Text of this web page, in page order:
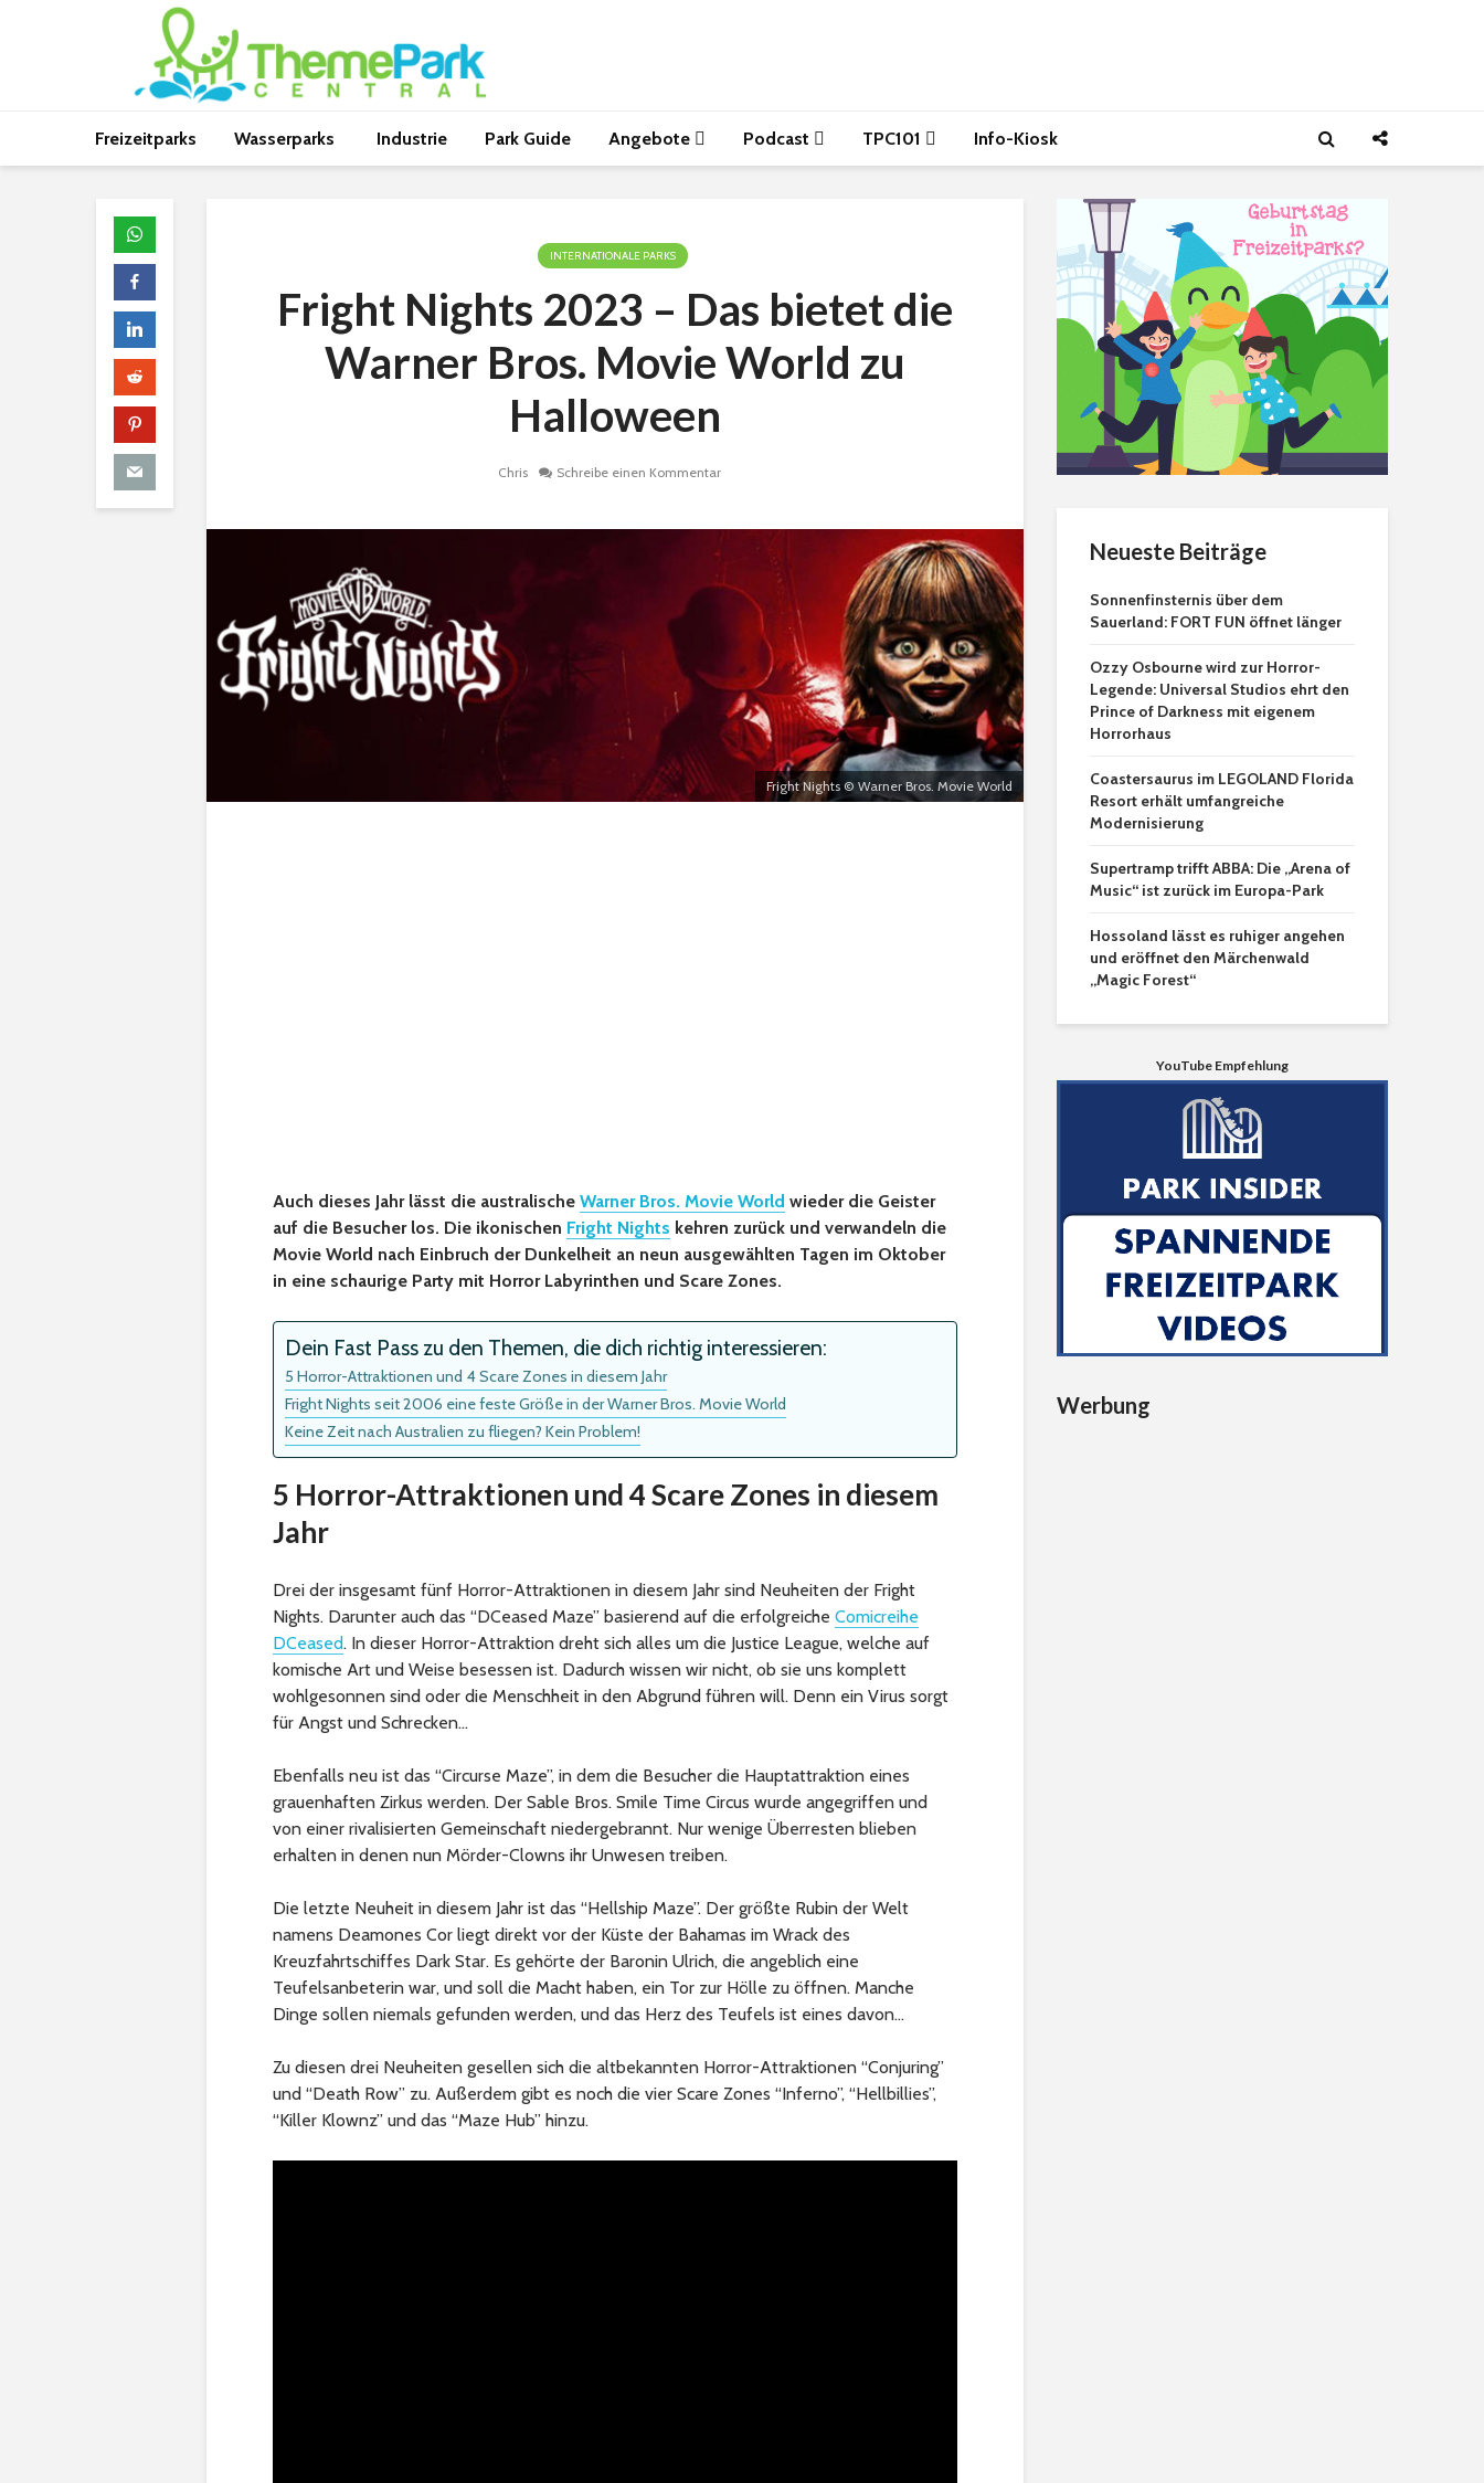
Freizeitparks Wasserparks Industrie Park Guide Angebote Podcast TPC101 Info-Kiosk
INTERNATIONALE PARKS
Fright Nights 2023 – Das bietet die
Warner Bros. Movie World zu
Halloween
Chris Schreibe einen Kommentar
Fright Nights © Warner Bros. Movie World
Auch dieses Jahr lässt die australische Warner Bros. Movie World wieder die Geister
auf die Besucher los. Die ikonischen Fright Nights kehren zurück und verwandeln die
Movie World nach Einbruch der Dunkelheit an neun ausgewählten Tagen im Oktober
in eine schaurige Party mit Horror Labyrinthen und Scare Zones.
Dein Fast Pass zu den Themen, die dich richtig interessieren:
5 Horror-Attraktionen und 4 Scare Zones in diesem Jahr
Fright Nights seit 2006 eine feste Größe in der Warner Bros. Movie World
Keine Zeit nach Australien zu fliegen? Kein Problem!
5 Horror-Attraktionen und 4 Scare Zones in diesem
Jahr
Drei der insgesamt fünf Horror-Attraktionen in diesem Jahr sind Neuheiten der Fright
Nights. Darunter auch das “DCeased Maze” basierend auf die erfolgreiche Comicreihe
DCeased. In dieser Horror-Attraktion dreht sich alles um die Justice League, welche auf
komische Art und Weise besessen ist. Dadurch wissen wir nicht, ob sie uns komplett
wohlgesonnen sind oder die Menschheit in den Abgrund führen will. Denn ein Virus sorgt
für Angst und Schrecken…
Ebenfalls neu ist das “Circurse Maze”, in dem die Besucher die Hauptattraktion eines
grauenhaften Zirkus werden. Der Sable Bros. Smile Time Circus wurde angegriffen und
von einer rivalisierten Gemeinschaft niedergebrannt. Nur wenige Überresten blieben
erhalten in denen nun Mörder-Clowns ihr Unwesen treiben.
Die letzte Neuheit in diesem Jahr ist das “Hellship Maze”. Der größte Rubin der Welt
namens Deamones Cor liegt direkt vor der Küste der Bahamas im Wrack des
Kreuzfahrtschiffes Dark Star. Es gehörte der Baronin Ulrich, die angeblich eine
Teufelsanbeterin war, und soll die Macht haben, ein Tor zur Hölle zu öffnen. Manche
Dinge sollen niemals gefunden werden, und das Herz des Teufels ist eines davon…
Zu diesen drei Neuheiten gesellen sich die altbekannten Horror-Attraktionen “Conjuring”
und “Death Row” zu. Außerdem gibt es noch die vier Scare Zones “Inferno”, “Hellbillies”,
“Killer Klownz” und das “Maze Hub” hinzu.
Neueste Beiträge
Sonnenfinsternis über dem
Sauerland: FORT FUN öffnet länger
Ozzy Osbourne wird zur Horror-
Legende: Universal Studios ehrt den
Prince of Darkness mit eigenem
Horrorhaus
Coastersaurus im LEGOLAND Florida
Resort erhält umfangreiche
Modernisierung
Supertramp trifft ABBA: Die „Arena of
Music“ ist zurück im Europa-Park
Hossoland lässt es ruhiger angehen
und eröffnet den Märchenwald
„Magic Forest“
YouTube Empfehlung
Werbung